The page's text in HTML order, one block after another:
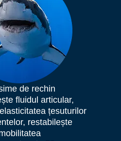
de rechin
fluidul articular,
țesuturilor
restabilește